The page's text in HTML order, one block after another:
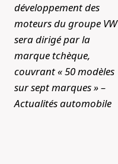
développement des
moteurs du groupe VW
sera dirigé par la
marque tchèque,
couvrant « 50 modèles
sur sept marques » –
Actualités automobile